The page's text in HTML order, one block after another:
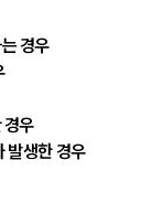
경우
경우
발생한 경우